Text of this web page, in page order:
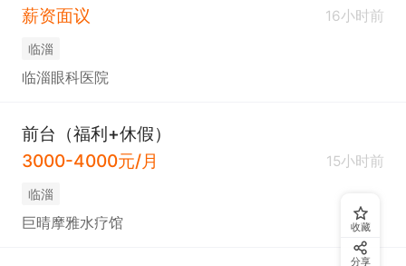
薪资面议
16小时前
临淄
临淄眼科医院
前台（福利+休假）
3000-4000元/月
15小时前
临淄
巨晴摩雅水疗馆 收藏
分享